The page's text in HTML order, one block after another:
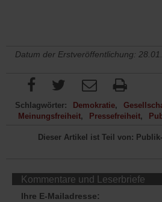
Datum der Erstveröffentlichung:
Schlagwörter: Demokratie
Meinungsfreiheit
Pressefreiheit
Dieser Artikel ist Teil von:
Kommentare und Leserbriefe
Ihre E-Mailadresse: